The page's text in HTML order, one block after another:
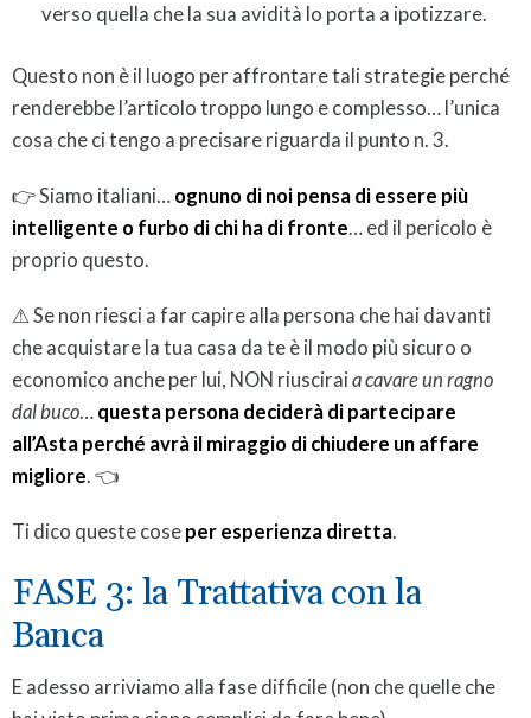
verso quella che la sua avidità lo porta a ipotizzare.
Questo non è il luogo per affrontare tali strategie perché
renderebbe l’articolo troppo lungo e complesso… l’unica
cosa che ci tengo a precisare riguarda il punto n. 3.
👉 Siamo italiani… ognuno di noi pensa di essere più
intelligente o furbo di chi ha di fronte… ed il pericolo è
proprio questo.
⚠ Se non riesci a far capire alla persona che hai davanti
che acquistare la tua casa da te è il modo più sicuro o
economico anche per lui, NON riuscirai a cavare un ragno
dal buco… questa persona deciderà di partecipare
all’Asta perché avrà il miraggio di chiudere un affare
migliore. 👈
Ti dico queste cose per esperienza diretta.
FASE 3: la Trattativa con la
Banca
E adesso arriviamo alla fase difficile (non che quelle che